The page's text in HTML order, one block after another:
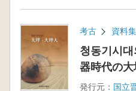
考古 資料
청동기시
器時代の
発行元： 国立